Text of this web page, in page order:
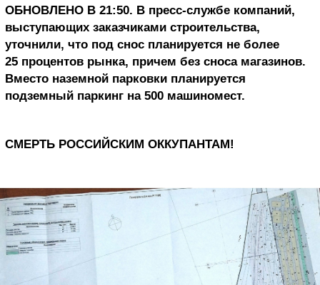
ОБНОВЛЕНО В 21:50. В пресс-службе компаний,
выступающих заказчиками строительства,
уточнили, что под снос планируется не более
25 процентов рынка, причем без сноса магазинов.
Вместо наземной парковки планируется
подземный паркинг на 500 машиномест.
СМЕРТЬ РОССИЙСКИМ ОККУПАНТАМ!